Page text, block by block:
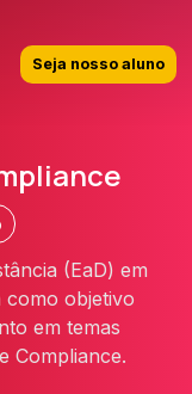
Seja nosso aluno
(EaD) em
como objetivo
em temas
Compliance.